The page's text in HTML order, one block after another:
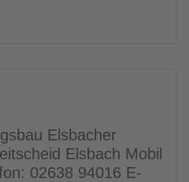
Elsbacher
Elsbach Mobil
02638 94016 E-